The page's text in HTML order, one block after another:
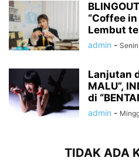
“Coffee
Lembut
admin -
Lanjutan
MALU”,
di
admin -
TIDAK ADA